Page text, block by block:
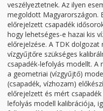
veszélyeztetnek. Az ilyen
megoldott Magyarországon.
előrejelzett csapadék
hogy lehetséges-e hazai kis
előrejelzése. A TDK
vízgyűjtőre szükséges
csapadék-lefolyás modellt. A
a geometriai (vízgyűjtő)
(csapadék, vízhozam)
előrejelzett és mért
lefolyás modell kalibrációja,